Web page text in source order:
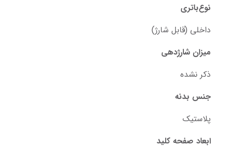
نوع‌باتری
داخلی (قابل شارژ)
میزان شارژدهی
ذکر نشده
جنس بدنه
پلاستیک
ابعاد صفحه کلید